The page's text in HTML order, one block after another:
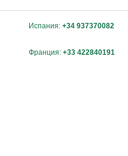
Испания: +34 937370082
Франция: +33 422840191